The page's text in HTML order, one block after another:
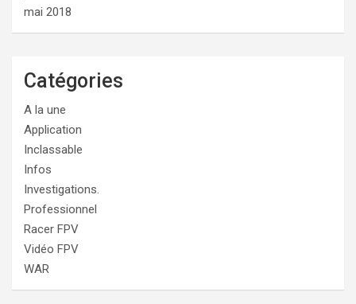
mai 2018
Catégories
A la une
Application
Inclassable
Infos
Investigations.
Professionnel
Racer FPV
Vidéo FPV
WAR